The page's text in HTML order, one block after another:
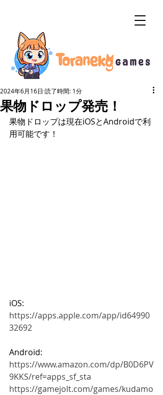
果物ドロップ発売！
2024年6月16日 読了時間: 1分
果物ドロップは現在iOSとAndroidで利
用可能です！
iOS:
https://apps.apple.com/app/id64990
32692
Android:
https://www.amazon.com/dp/B0D6PV
9KKS/ref=apps_sf_sta
https://gamejolt.com/games/kudamo